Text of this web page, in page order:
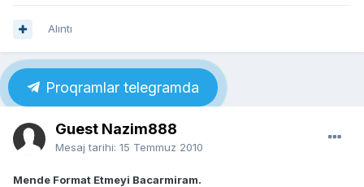
Alıntı
Proqramlar telegramda
Guest Nazim888
Mesaj tarihi: 15 Temmuz 2010
Mende Format Etmeyi Bacarmiram.